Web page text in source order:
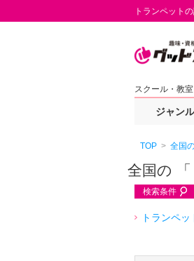
トランペット
スクール・教
ジャンル
TOP 全国
全国の 「
検索条件
トランペ